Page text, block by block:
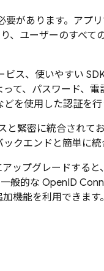
があります。アプ
、ユーザーのすべて
ビス、使いやすい
て、パスワード、
を使用した認証を行
と緊密に統合されて
クエンドと簡単に統
アップグレードする
般的な OpenID
機能を利用できます。